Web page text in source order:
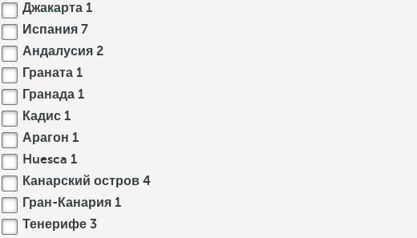
Джакарта 1
Испания 7
Андалусия 2
Граната 1
Гранада 1
Кадис 1
Арагон 1
Huesca 1
Канарский остров 4
Гран-Канария 1
Тенерифе 3